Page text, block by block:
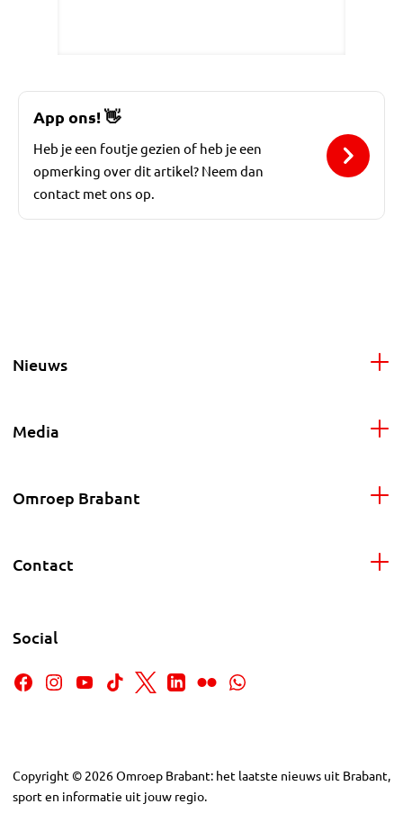
App ons!👋
Heb je een foutje gezien of heb je een
opmerking over dit artikel? Neem dan
contact met ons op.
Nieuws
Media
Omroep Brabant
Contact
Social
Copyright © 2026Omroep Brabant: het laatste nieuws uit Brabant,
sport en informatie uit jouw regio.